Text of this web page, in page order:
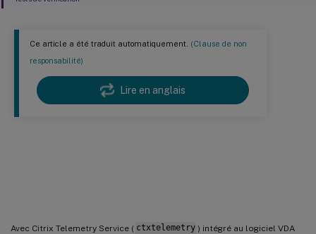
Ce article a été traduit automatiquement. (Clause de non
responsabilité)
Lire en anglais
Avec Citrix Telemetry Service ( ctxtelemetry ) intégré au logiciel VDA